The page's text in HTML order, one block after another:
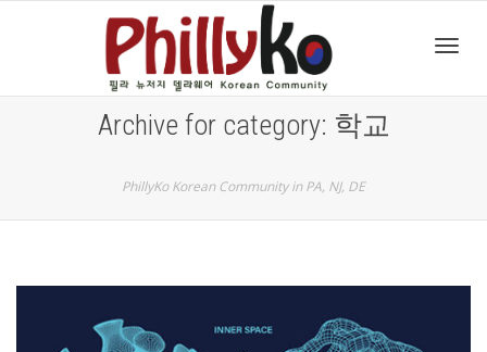
Archive for category: 학교
PhillyKo Korean Community in PA, NJ, DE